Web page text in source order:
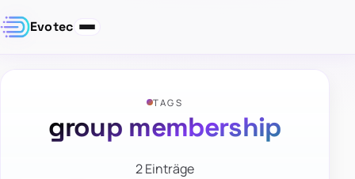
Evotec
TAGS
group membership
2 Einträge